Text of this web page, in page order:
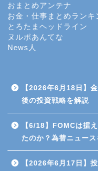
おまとめアンテナ
お金・仕事まとめランキ
とろたまヘッドライン
ヌルポあんてな
News人
【2026年6月18日】
後の投資戦略を解説
【6/18】FOMCは据
たのか？為替ニュー
【2026年6月17日】
日